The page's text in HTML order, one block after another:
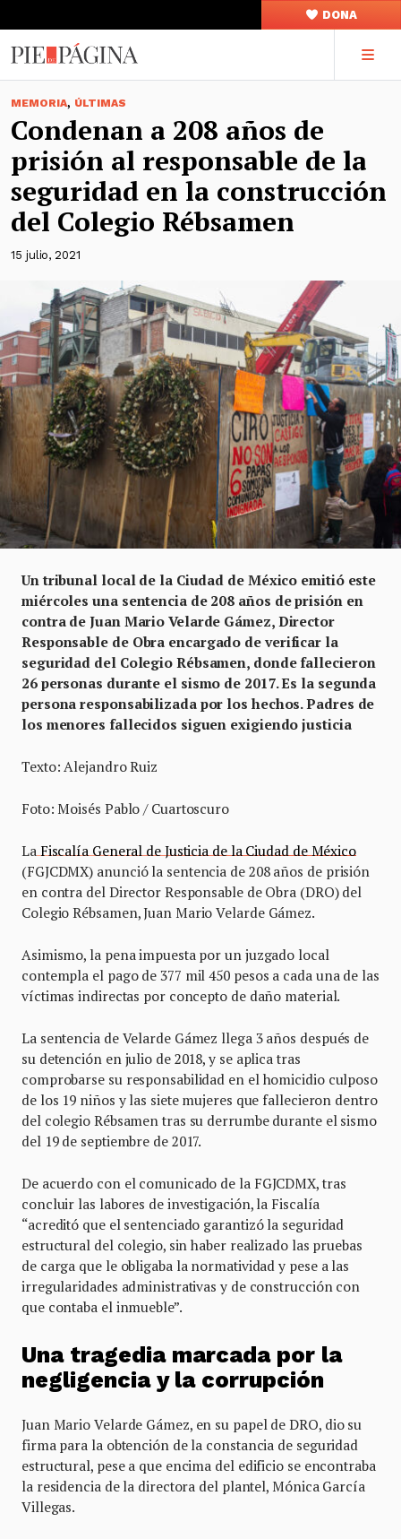
DONA
MEMORIA, ÚLTIMAS
Condenan a 208 años de
prisión al responsable de la
seguridad en la construcción
del Colegio Rébsamen
15 julio, 2021
Un tribunal local de la Ciudad de México emitió este
miércoles una sentencia de 208 años de prisión en
contra de Juan Mario Velarde Gámez, Director
Responsable de Obra encargado de verificar la
seguridad del Colegio Rébsamen, donde fallecieron
26 personas durante el sismo de 2017. Es la segunda
persona responsabilizada por los hechos. Padres de
los menores fallecidos siguen exigiendo justicia
Texto: Alejandro Ruiz
Foto: Moisés Pablo / Cuartoscuro
La Fiscalía General de Justicia de la Ciudad de México
(FGJCDMX) anunció la sentencia de 208 años de prisión
en contra del Director Responsable de Obra (DRO) del
Colegio Rébsamen, Juan Mario Velarde Gámez.
Asimismo, la pena impuesta por un juzgado local
contempla el pago de 377 mil 450 pesos a cada una de las
víctimas indirectas por concepto de daño material.
La sentencia de Velarde Gámez llega 3 años después de
su detención en julio de 2018, y se aplica tras
comprobarse su responsabilidad en el homicidio culposo
de los 19 niños y las siete mujeres que fallecieron dentro
del colegio Rébsamen tras su derrumbe durante el sismo
del 19 de septiembre de 2017.
De acuerdo con el comunicado de la FGJCDMX, tras
concluir las labores de investigación, la Fiscalía
“acreditó que el sentenciado garantizó la seguridad
estructural del colegio, sin haber realizado las pruebas
de carga que le obligaba la normatividad y pese a las
irregularidades administrativas y de construcción con
que contaba el inmueble”.
Una tragedia marcada por la
negligencia y la corrupción
Juan Mario Velarde Gámez, en su papel de DRO, dio su
firma para la obtención de la constancia de seguridad
estructural, pese a que encima del edificio se encontraba
la residencia de la directora del plantel, Mónica García
Villegas.